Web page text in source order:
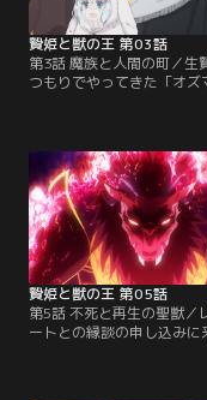
王様の隠された真実を…。
バンダイチャンネル】
贄姫と獣の王 第03話
第3話 魔族と人間の町／生
つもりでやってきた「オズ
た。そこでレオンハートが
息をとっていないことを知
緒に王宮の外へ出かけたい
願いすると、根負けしたレ
トは条件付きで承諾する。
レないよう、変装して…。
バンダイチャンネル】
贄姫と獣の王 第05話
第5話 不死と再生の聖獣／
ートとの縁談の申し込みに
ガ王国のアミトは、サリフ